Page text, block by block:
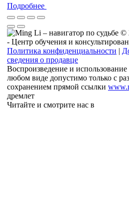
Подробнее
©
- Центр обучения и
Политика конфиденциальности |
сведения о продавце
Воспроизведение и использование
любом виде допустимо только с
сохранением прямой ссылки
дремлет
Читайте и смотрите нас в